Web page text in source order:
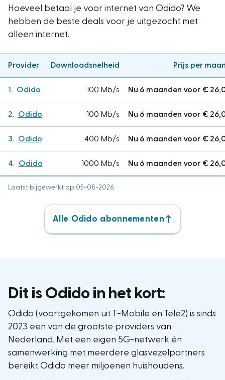
Hoeveel betaal je voor internet van Odido? We
hebben de beste deals voor je uitgezocht met
alleen internet.
Provider Downloadsnelheid Prijs per
Odido 100 Mb/s Nu 6 maanden voor €
Odido 100 Mb/s Nu 6 maanden voor €
Odido 400 Mb/s Nu 6 maanden voor €
Odido 1000 Mb/s Nu 6 maanden voor €
Laatst bijgewerkt op 05-08-2026.
Alle Odido abonnementen
Dit is Odido in het kort:
Odido (voortgekomen uit T-Mobile en Tele2) is sinds
2023 een van de grootste providers van
Nederland. Met een eigen 5G-netwerk én
samenwerking met meerdere glasvezelpartners
bereikt Odido meer miljoenen huishoudens.